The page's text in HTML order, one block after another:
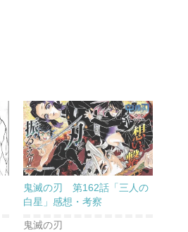
鬼滅の刃 第162話「三人の
白星」感想・考察
鬼滅の刃